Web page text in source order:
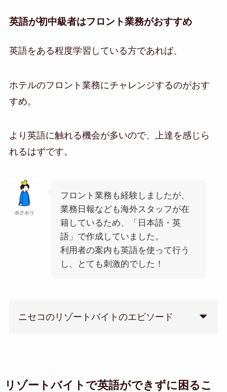
英語が初中級者はフロント業務がおすすめ
英語をある程度学習している方であれば、
ホテルのフロント業務にチャレンジするのがおす
すめ。
より英語に触れる機会が多いので、上達を感じら
れるはずです。
ボクホリ
フロント業務も経験しましたが、
業務日報なども海外スタッフが在
籍しているため、「日本語・英
語」で作成していました。
利用者の案内も英語を使って行う
し、とても刺激的でした！
ニセコのリゾートバイトのエピソード
リゾートバイトで英語ができずに困るこ